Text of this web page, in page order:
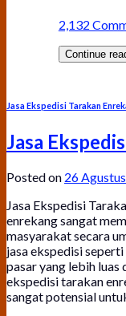
2,132
Continue
Jasa Ekspedisi Tarakan
Jasa
Posted on 26
Jasa Ekspedisi
enrekang sangat
masyarakat secara
jasa ekspedisi
pasar yang lebih luas
ekspedisi tarakan
sangat potensial